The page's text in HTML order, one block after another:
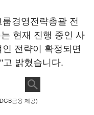
경영전략총괄 전
현재 진행 중인 사
전략이 확정되면
밝혔습니다.
금융 제공)